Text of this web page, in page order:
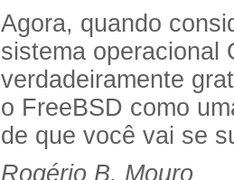
Agora, quando
sistema operacional
verdadeiramente
o FreeBSD como
de que você vai se
Rogério B. Mouro